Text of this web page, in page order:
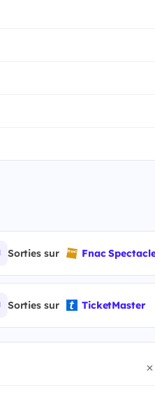
Sorties sur Fnac
Sorties sur TicketMaster